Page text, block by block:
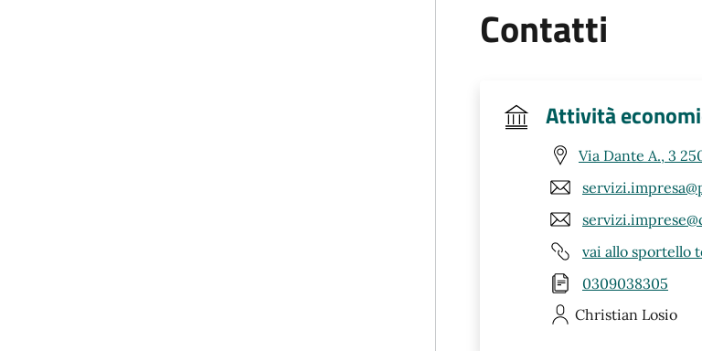
Contatti
Attività
Via Dante A., 3
vai allo sportello
0309038305
Christian Losio